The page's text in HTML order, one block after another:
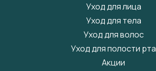
Уход для лица
Уход для тела
Уход для волос
Уход для полости рта
Акции